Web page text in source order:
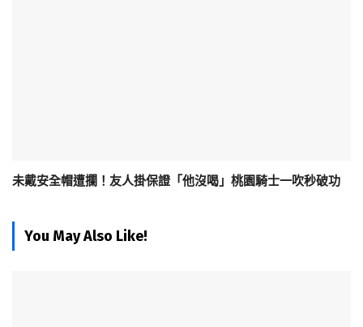
未戴安全帽遭攔！友人掛保證「他沒喝」桃園騎士一吹秒破功
You May Also Like!